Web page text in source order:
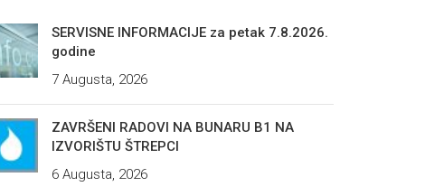
SERVISNE INFORMACIJE za petak 7.8.2026.
godine
7 Augusta, 2026
ZAVRŠENI RADOVI NA BUNARU B1 NA
IZVORIŠTU ŠTREPCI
6 Augusta, 2026